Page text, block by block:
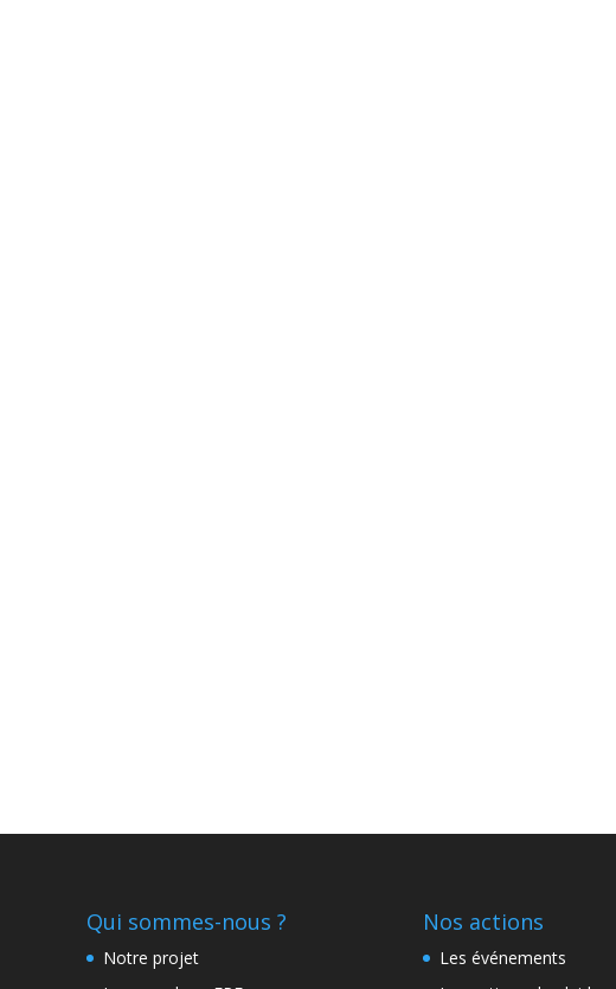
Qui sommes-nous ?
Notre projet
Nos actions
Les événements